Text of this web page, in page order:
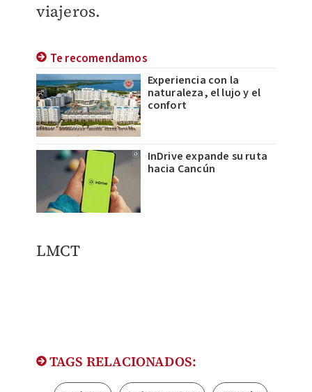
viajeros.
Te recomendamos
Experiencia con la
naturaleza, el lujo y el
confort
InDrive expande su ruta
hacia Cancún
LMCT
TAGS RELACIONADOS: